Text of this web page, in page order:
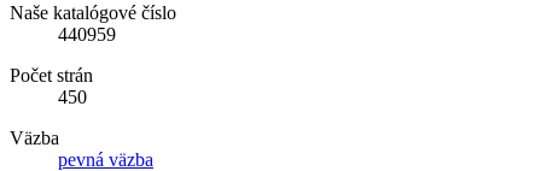
Naše katalógové číslo
440959
Počet strán
450
Väzba
pevná väzba